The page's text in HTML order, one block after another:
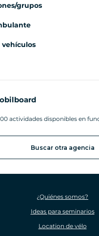
grupos
vehículos
actividades disponibles en
Buscar otra agencia
¿Quiénes somos?
Ideas para seminarios
Location de vélo